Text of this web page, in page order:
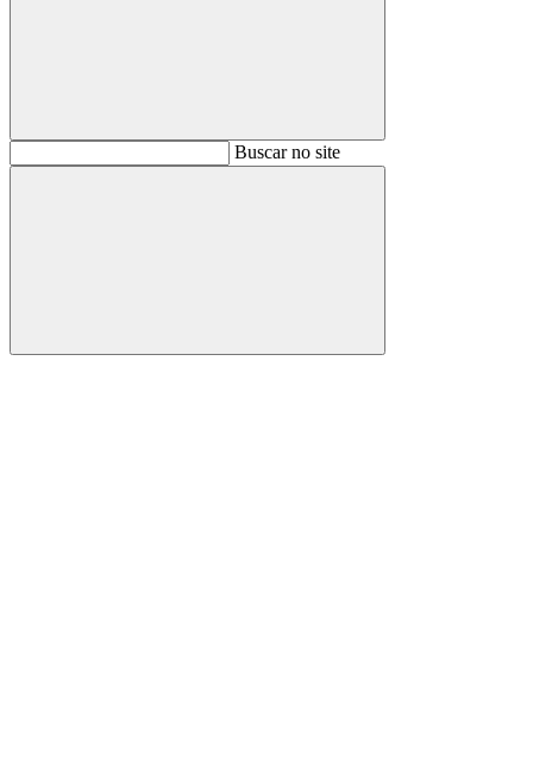
BuscarBuscar no site
Buscar